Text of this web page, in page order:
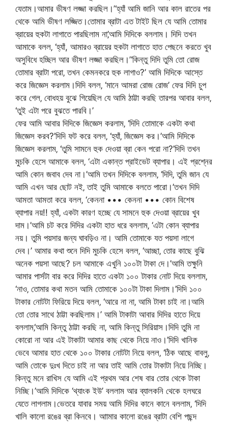
যেতাম।আমার ভীষণ লজ্জা করছিল।’‘হ্যাঁ আমি জানি আর কাল রাতের পর
থেকে আমি ভীষণ লজ্জিত।তোমার ব্রাটা এত টাইট ছিল যে আমি তোমার
ব্রায়ের হুকটা লাগাতে পারছিলাম না’‚আমি দিদিকে বললাম। দিদি তখন
আমাকে বলল‚ ‘হ্যাঁ, আমারও ব্রায়ের হুকটা লাগাতে হাত পেছনে করতে খুব
অসুবিধে হচ্ছিল আর ভীষণ লজ্জা করছিল।’‘কিন্তু দিদি তুমি তো রোজ
তোমার ব্রাটা পরো‚ তখন কেমনকরে হুক লাগাও?’ আমি দিদিকে আস্তে
করে জিজ্ঞেস করলাম।দিদি বলল‚ ‘মানে আমরা রোজ রোজ’ ফের দিদি চুপ
করে গেল‚ বোধহয় বুঝে গিয়েছিল যে আমি ঠাট্টা করছি তারপর আবার বলল‚
‘তুই এটা পরে বুঝতে পারবি।’
ফের আমি আবার দিদিকে জিজ্ঞেস করলাম‚ ‘দিদি তোমাকে একটা কথা
জিজ্ঞেস করব?’দিদি ফট করে বলল‚ ‘হ্যাঁ‚ জিজ্ঞেস কর।’আমি দিদিকে
জিজ্ঞেস করলাম‚ ‘তুমি সামনে হুক দেওয়া ব্রা কেন পরো না?’দিদি তখন
মুচকি হেসে আমাকে বলল‚ ‘এটা একান্ত প্রাইভেট ব্যাপার। এই প্রশ্নের
আমি কোন জবাব দেব না।’আমি তখন দিদিকে বললাম‚ ‘দিদি‚ তুমি জান যে
আমি এখন আর ছোট নই‚ তাই তুমি আমাকে বলতে পারো।’তখন দিদি
আমতা আমতা করে বলল‚ ‘কেননা ••• কেননা ••• কোন বিশেষ
ব্যাপার নয়!! হ্যাঁ‚ একটা কারণ হচ্ছে যে সামনে হুক দেওয়া ব্রায়ের খুব
দাম।’আমি চট করে দিদির একটা হাত ধরে বললাম‚ ‘এটা কোন ব্যাপার
নয়। তুমি পয়সার জন্য ঘাবড়িও না। আমি তোমাকে যত পয়সা লাগে
দেব।’ আমার কথা শুনে দিদি মুচকি হেসে বলল‚ ‘আচ্ছা‚ তোর কাছে বুঝি
অনেক পয়সা আছে? চল আমাকে এখুনি ১০০টা টাকা দে।’আমি তক্ষুনি
আমার পার্সটা বার করে দিদির হাতে একটা ১০০ টাকার নোট দিয়ে বললাম‚
‘নাও‚ তোমার কথা মতন আমি তোমাকে ১০০টা টাকা দিলাম।’দিদি ১০০
টাকার নোটটা ফিরিয়ে দিয়ে বলল‚ ‘আরে না না‚ আমি টাকা চাই না।আমি
তো তোর সাথে ঠাট্টা করছিলাম।’ আমি টাকাটা আবার দিদির হাতে দিয়ে
বললাম‚‘আমি কিন্তু ঠাট্টা করছি না‚ আমি কিন্তু সিরিয়াস।দিদি তুমি না
কোরো না আর এই টাকাটা আমার কাছ থেকে নিয়ে নাও।’দিদি খানিক
ভেবে আমার হাত থেকে ১০০ টাকার নোটটা নিয়ে বলল‚ ‘ঠিক আছে বাবলু‚
আমি তোকে দুঃখ দিতে চাই না আর তাই আমি তোর টাকাটা নিয়ে নিচ্ছি।
কিন্তু মনে রাখিস যে আমি এই প্রথম আর শেষ বার তোর থেকে টাকা
নিচ্ছি।’আমি দিদিকে ‘থ্যাংক ইউ’ বললাম আর ব্যালকনি থেকে হলঘরে
যেতে লাগলাম।ভেতরে যাবার সময় আমি দিদির কানে কানে বললাম‚ ‘দিদি
খালি কালো রঙের ব্রা কিনবে। আামার কালো রঙের ব্রাটা বেশি পছন্দ